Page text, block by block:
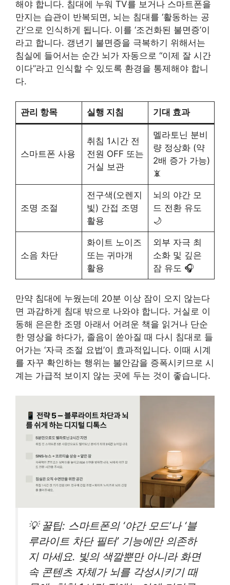
해야 합니다. 침대에 누워 TV를 보거나 스마트폰을
만지는 습관이 반복되면, 뇌는 침대를 ‘활동하는 공
간’으로 인식하게 됩니다. 이를 ‘조건화된 불면증’이
라고 합니다. 갱년기 불면증을 극복하기 위해서는
침실에 들어서는 순간 뇌가 자동으로 “이제 잘 시간
이다”라고 인식할 수 있도록 환경을 통제해야 합니
다.
관리 항목 실행 지침 기대 효과
스마트폰 사용
취침 1시간 전
전원 OFF 또는
거실 보관
멜라토닌 분비
량 정상화 (약
2배 증가 가능)
📵
조명 조절
전구색(오렌지
빛) 간접 조명
활용
뇌의 야간 모
드 전환 유도
🌙
소음 차단
화이트 노이즈
또는 귀마개
활용
외부 자극 최
소화 및 깊은
잠 유도 🎧
만약 침대에 누웠는데 20분 이상 잠이 오지 않는다
면 과감하게 침대 밖으로 나와야 합니다. 거실로 이
동해 은은한 조명 아래서 어려운 책을 읽거나 단순
한 명상을 하다가, 졸음이 쏟아질 때 다시 침대로 들
어가는 ‘자극 조절 요법’이 효과적입니다. 이때 시계
를 자꾸 확인하는 행위는 불안감을 증폭시키므로 시
계는 가급적 보이지 않는 곳에 두는 것이 좋습니다.
💡 꿀팁: 스마트폰의 ‘야간 모드’나 ‘블
루라이트 차단 필터’ 기능에만 의존하
지 마세요. 빛의 색깔뿐만 아니라 화면
속 콘텐츠 자체가 뇌를 각성시키기 때